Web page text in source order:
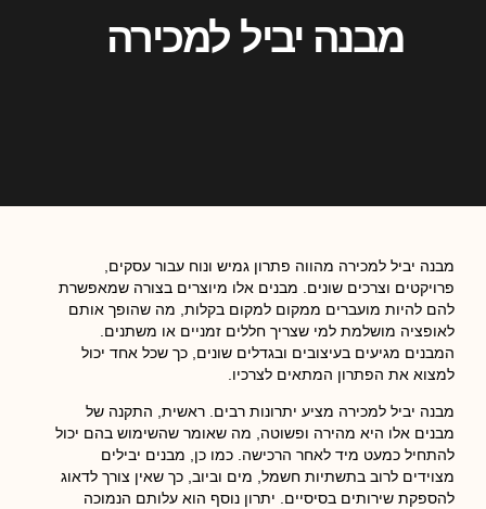
מבנה יביל למכירה
מבנה יביל למכירה מהווה פתרון גמיש ונוח עבור עסקים,
פרויקטים וצרכים שונים. מבנים אלו מיוצרים בצורה שמאפשרת
להם להיות מועברים ממקום למקום בקלות, מה שהופך אותם
לאופציה מושלמת למי שצריך חללים זמניים או משתנים.
המבנים מגיעים בעיצובים ובגדלים שונים, כך שכל אחד יכול
למצוא את הפתרון המתאים לצרכיו.
מבנה יביל למכירה מציע יתרונות רבים. ראשית, התקנה של
מבנים אלו היא מהירה ופשוטה, מה שאומר שהשימוש בהם יכול
להתחיל כמעט מיד לאחר הרכישה. כמו כן, מבנים יבילים
מצוידים לרוב בתשתיות חשמל, מים וביוב, כך שאין צורך לדאוג
להספקת שירותים בסיסיים. יתרון נוסף הוא עלותם הנמוכה